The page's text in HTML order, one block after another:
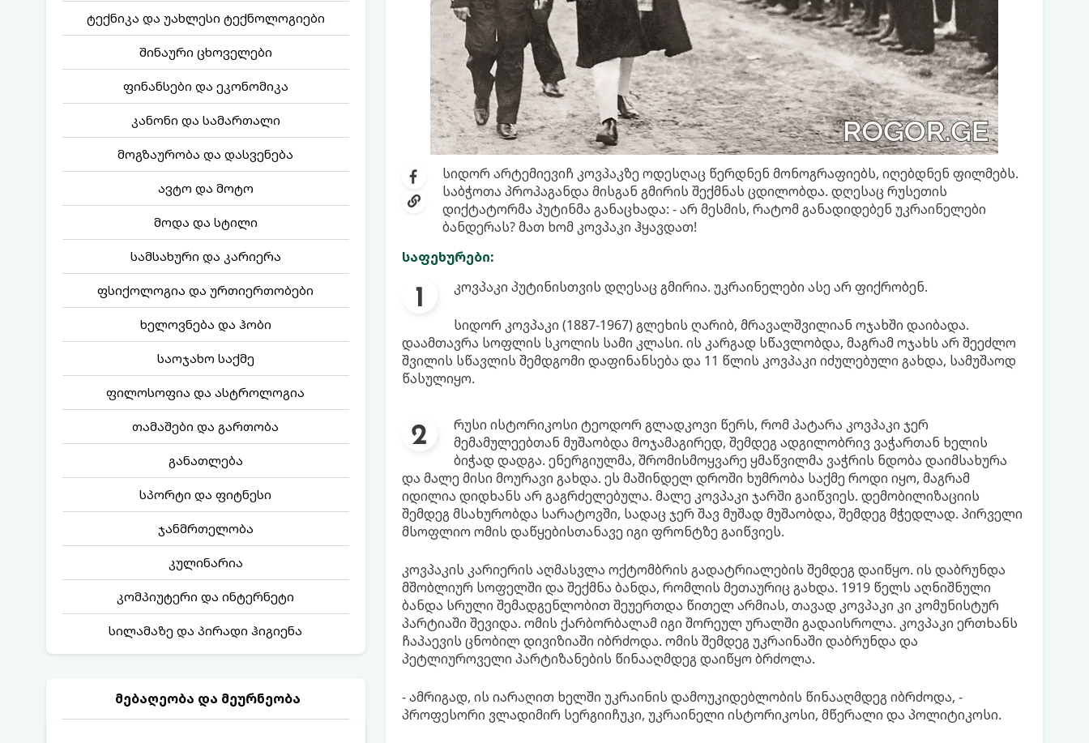
ტექნიკა და უახლესი ტექნოლოგიები
შინაური ცხოველები
ფინანსები და ეკონომიკა
კანონი და სამართალი
მოგზაურობა და დასვენება
ავტო და მოტო
მოდა და სტილი
სამსახური და კარიერა
ფსიქოლოგია და ურთიერთობები
ხელოვნება და ჰობი
საოჯახო საქმე
ფილოსოფია და ასტროლოგია
თამაშები და გართობა
განათლება
სპორტი და ფიტნესი
ჯანმრთელობა
კულინარია
კომპიუტერი და ინტერნეტი
სილამაზე და პირადი ჰიგიენა
მებაღეობა და მეურნეობა
სიდორ არტემიევიჩ კოვპაკზე ოდესღაც წერდნენ მონოგრაფიებს, იღებდნენ ფილმებს.
საბჭოთა პროპაგანდა მისგან გმირის შექმნას ცდილობდა. დღესაც რუსეთის
დიქტატორმა პუტინმა განაცხადა: - არ მესმის, რატომ განადიდებენ უკრაინელები
ბანდერას? მათ ხომ კოვპაკი ჰყავდათ!
საფეხურები:
კოვპაკი პუტინისთვის დღესაც გმირია. უკრაინელები ასე არ ფიქრობენ.
სიდორ კოვპაკი (1887-1967) გლეხის ღარიბ, მრავალშვილიან ოჯახში დაიბადა.
დაამთავრა სოფლის სკოლის სამი კლასი. ის კარგად სწავლობდა, მაგრამ ოჯახს არ შეეძლო
შვილის სწავლის შემდგომი დაფინანსება და 11 წლის კოვპაკი იძულებული გახდა, სამუშაოდ
წასულიყო.
რუსი ისტორიკოსი ტეოდორ გლადკოვი წერს, რომ პატარა კოვპაკი ჯერ
მემამულეებთან მუშაობდა მოჯამაგირედ, შემდეგ ადგილობრივ ვაჭართან ხელის
ბიჭად დადგა. ენერგიულმა, შრომისმოყვარე ყმაწვილმა ვაჭრის ნდობა დაიმსახურა
და მალე მისი მოურავი გახდა. ეს მაშინდელ დროში ხუმრობა საქმე როდი იყო, მაგრამ
იდილია დიდხანს არ გაგრძელებულა. მალე კოვპაკი ჯარში გაიწვიეს. დემობილიზაციის
შემდეგ მსახურობდა სარატოვში, სადაც ჯერ შავ მუშად მუშაობდა, შემდეგ მჭედლად. პირველი
მსოფლიო ომის დაწყებისთანავე იგი ფრონტზე გაიწვიეს.
კოვპაკის კარიერის აღმასვლა ოქტომბრის გადატრიალების შემდეგ დაიწყო. ის დაბრუნდა
მშობლიურ სოფელში და შექმნა ბანდა, რომლის მეთაურიც გახდა. 1919 წელს აღნიშნული
ბანდა სრული შემადგენლობით შეუერთდა წითელ არმიას, თავად კოვპაკი კი კომუნისტურ
პარტიაში შევიდა. ომის ქარბორბალამ იგი შორეულ ურალში გადაისროლა. კოვპაკი ერთხანს
ჩაპაევის ცნობილ დივიზიაში იბრძოდა. ომის შემდეგ უკრაინაში დაბრუნდა და
პეტლიუროველი პარტიზანების წინააღმდეგ დაიწყო ბრძოლა.
- ამრიგად, ის იარაღით ხელში უკრაინის დამოუკიდებლობის წინააღმდეგ იბრძოდა, -
პროფესორი ვლადიმირ სერგიიჩუკი, უკრაინელი ისტორიკოსი, მწერალი და პოლიტიკოსი.